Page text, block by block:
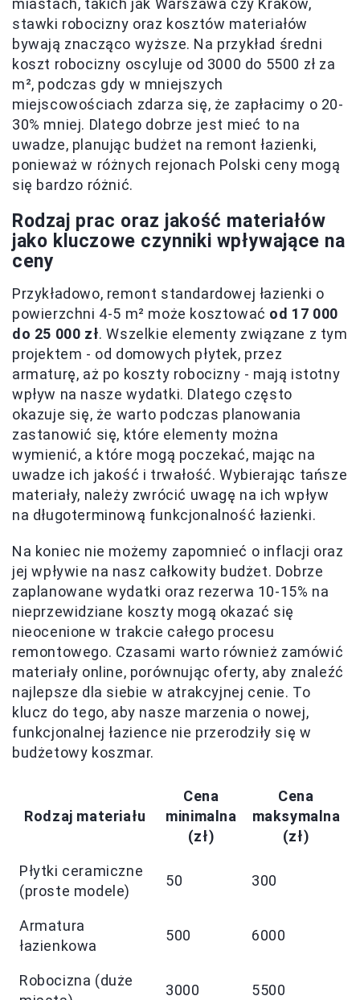
miastach, takich jak Warszawa czy Kraków,
stawki robocizny oraz kosztów materiałów
bywają znacząco wyższe. Na przykład średni
koszt robocizny oscyluje od 3000 do 5500 zł za
m², podczas gdy w mniejszych
miejscowościach zdarza się, że zapłacimy o 20-
30% mniej. Dlatego dobrze jest mieć to na
uwadze, planując budżet na remont łazienki,
ponieważ w różnych rejonach Polski ceny mogą
się bardzo różnić.
Rodzaj prac oraz jakość materiałów
jako kluczowe czynniki wpływające na
ceny
Przykładowo, remont standardowej łazienki o
powierzchni 4-5 m² może kosztować od 17 000
do 25 000 zł. Wszelkie elementy związane z tym
projektem - od domowych płytek, przez
armaturę, aż po koszty robocizny - mają istotny
wpływ na nasze wydatki. Dlatego często
okazuje się, że warto podczas planowania
zastanowić się, które elementy można
wymienić, a które mogą poczekać, mając na
uwadze ich jakość i trwałość. Wybierając tańsze
materiały, należy zwrócić uwagę na ich wpływ
na długoterminową funkcjonalność łazienki.
Na koniec nie możemy zapomnieć o inflacji oraz
jej wpływie na nasz całkowity budżet. Dobrze
zaplanowane wydatki oraz rezerwa 10-15% na
nieprzewidziane koszty mogą okazać się
nieocenione w trakcie całego procesu
remontowego. Czasami warto również zamówić
materiały online, porównując oferty, aby znaleźć
najlepsze dla siebie w atrakcyjnej cenie. To
klucz do tego, aby nasze marzenia o nowej,
funkcjonalnej łazience nie przerodziły się w
budżetowy koszmar.
Rodzaj materiału
Cena
minimalna
(zł)
Cena
maksymalna
(zł)
Płytki ceramiczne
(proste modele)
50 300
Armatura
łazienkowa
500 6000
Robocizna (duże
3000 5500